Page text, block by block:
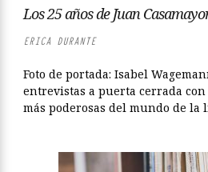
Los 25 años de Juan
ERICA DURANTE
Foto de portada: Isabel
entrevistas a puerta cerrada con
más poderosas del mundo de la